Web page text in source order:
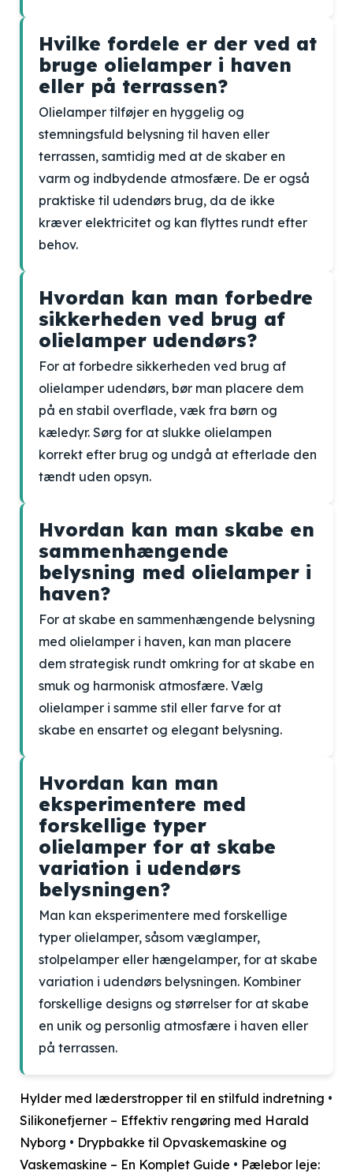
Hvilke fordele er der ved at
bruge olielamper i haven
eller på terrassen?
Olielamper tilføjer en hyggelig og
stemningsfuld belysning til haven eller
terrassen, samtidig med at de skaber en
varm og indbydende atmosfære. De er også
praktiske til udendørs brug, da de ikke
kræver elektricitet og kan flyttes rundt efter
behov.
Hvordan kan man forbedre
sikkerheden ved brug af
olielamper udendørs?
For at forbedre sikkerheden ved brug af
olielamper udendørs, bør man placere dem
på en stabil overflade, væk fra børn og
kæledyr. Sørg for at slukke olielampen
korrekt efter brug og undgå at efterlade den
tændt uden opsyn.
Hvordan kan man skabe en
sammenhængende
belysning med olielamper i
haven?
For at skabe en sammenhængende belysning
med olielamper i haven, kan man placere
dem strategisk rundt omkring for at skabe en
smuk og harmonisk atmosfære. Vælg
olielamper i samme stil eller farve for at
skabe en ensartet og elegant belysning.
Hvordan kan man
eksperimentere med
forskellige typer
olielamper for at skabe
variation i udendørs
belysningen?
Man kan eksperimentere med forskellige
typer olielamper, såsom væglamper,
stolpelamper eller hængelamper, for at skabe
variation i udendørs belysningen. Kombiner
forskellige designs og størrelser for at skabe
en unik og personlig atmosfære i haven eller
på terrassen.
Hylder med læderstropper til en stilfuld indretning •
Silikonefjerner – Effektiv rengøring med Harald
Nyborg • Drypbakke til Opvaskemaskine og
Vaskemaskine – En Komplet Guide • Pælebor leje: